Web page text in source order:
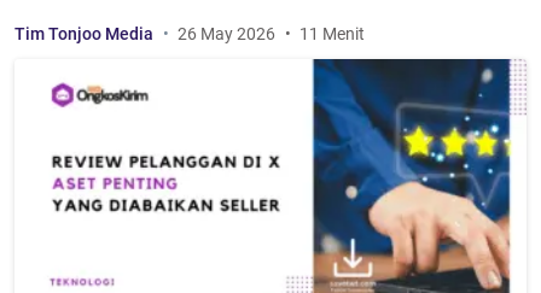
Tim Tonjoo Media 26 May 2026 11 Menit